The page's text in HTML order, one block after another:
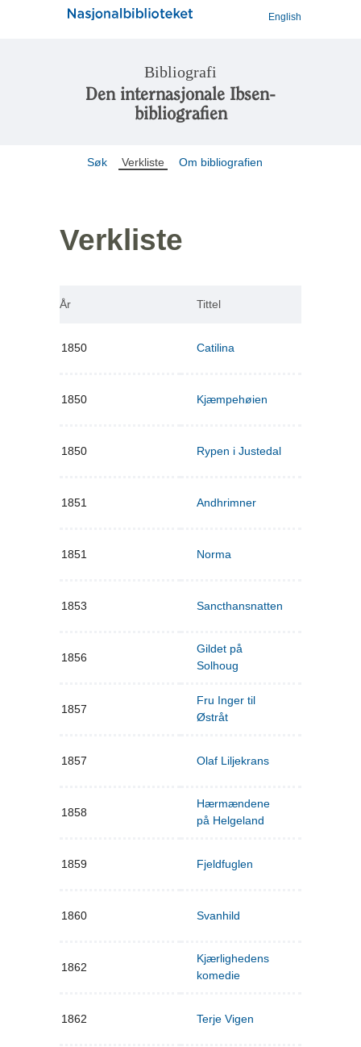
English
Bibliografi
Den internasjonale Ibsen-
bibliografien
Søk Verkliste Om bibliografien
Verkliste
År Tittel
1850 Catilina
1850 Kjæmpehøien
1850 Rypen i Justedal
1851 Andhrimner
1851 Norma
1853 Sancthansnatten
1856
Gildet på
Solhoug
1857
Fru Inger til
Østråt
1857 Olaf Liljekrans
1858
Hærmændene
på Helgeland
1859 Fjeldfuglen
1860 Svanhild
1862
Kjærlighedens
komedie
1862 Terje Vigen